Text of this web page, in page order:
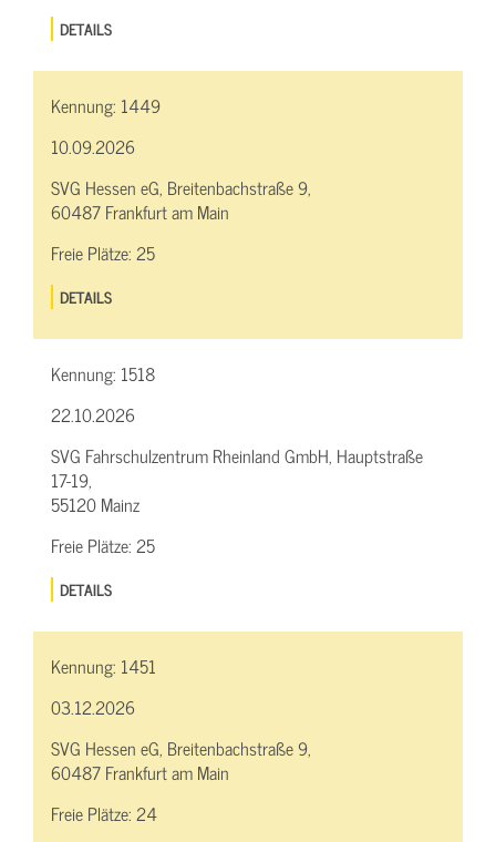
DETAILS
Kennung: 1449
10.09.2026
SVG Hessen eG, Breitenbachstraße 9,
60487 Frankfurt am Main
Freie Plätze:25
DETAILS
Kennung: 1518
22.10.2026
SVG Fahrschulzentrum Rheinland GmbH, Hauptstraße
17-19,
55120 Mainz
Freie Plätze:25
DETAILS
Kennung: 1451
03.12.2026
SVG Hessen eG, Breitenbachstraße 9,
60487 Frankfurt am Main
Freie Plätze:24